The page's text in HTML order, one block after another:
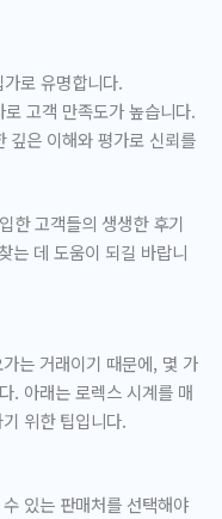
로 유명합니다.
고객 만족도가 높습니다.
깊은 이해와 평가로 신뢰를
한 고객들의 생생한 후기
는 데 도움이 되길 바랍니
는 거래이기 때문에, 몇 가
. 아래는 로렉스 시계를 매
위한 팁입니다.
있는 판매처를 선택해야